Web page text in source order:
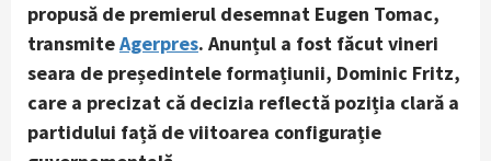
propusă de premierul desemnat Eugen Tomac,
transmiteAgerpres. Anunțul a fost făcut vineri
seara de președintele formațiunii, Dominic Fritz,
care a precizat că decizia reflectă poziția clară a
partidului față de viitoarea configurație